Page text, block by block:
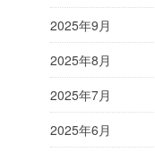
2025年9月
2025年8月
2025年7月
2025年6月